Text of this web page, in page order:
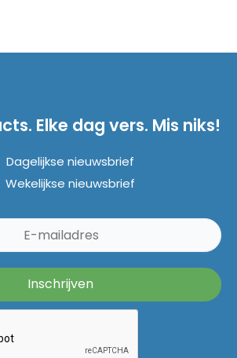
Elke dag vers. Mis niks!
Dagelijkse nieuwsbrief
Wekelijkse nieuwsbrief